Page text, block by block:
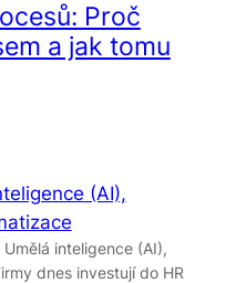
Proč
a jak tomu
(AI),
inteligence (AI),
dnes investují do HR